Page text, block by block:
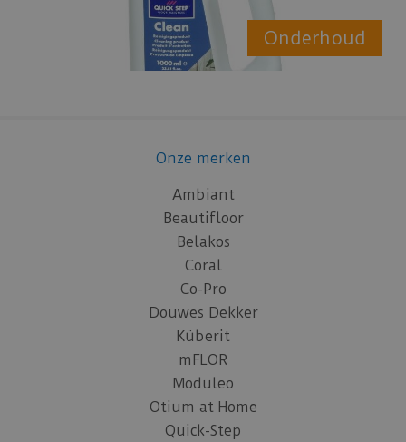
Onderhoud
Onze merken
Ambiant
Beautifloor
Belakos
Coral
Co-Pro
Douwes Dekker
Küberit
mFLOR
Moduleo
Otium at Home
Quick-Step